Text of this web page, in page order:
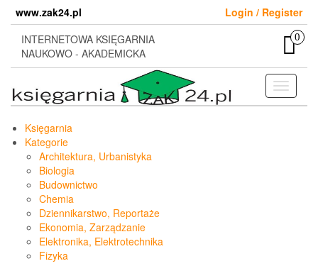
content
www.zak24.pl
Login / Register
INTERNETOWA KSIĘGARNIA
NAUKOWO - AKADEMICKA
0
Toggle
Księgarnia
Kategorie
Architektura, Urbanistyka
Biologia
Budownictwo
Chemia
Dziennikarstwo, Reportaże
Ekonomia, Zarządzanie
Elektronika, Elektrotechnika
Fizyka